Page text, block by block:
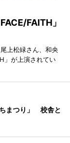
FAITH」
上松緑さん、和央
」が上演されてい
まつり」 校舎と